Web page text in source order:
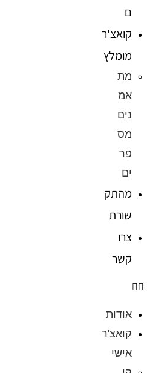
ם
קואצ'ר
מומלץ
מת
אמ
נים
מס
פר
ים
מהתק
שורת
צרו
קשר
אודות
קואצ'ר
אישי